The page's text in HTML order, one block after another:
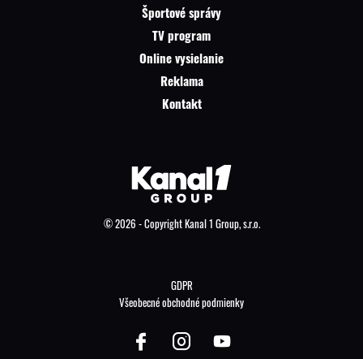
Športové správy
TV program
Online vysielanie
Reklama
Kontakt
© 2026 - Copyright Kanal 1 Group, s.r.o.
GDPR
Všeobecné obchodné podmienky